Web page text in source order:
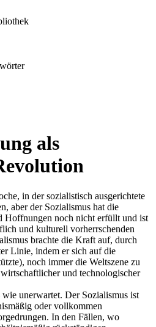
als
in der sozialistisch ausgerichtete
aber der Sozialismus hat die
Hoffnungen noch nicht erfüllt und ist
und kulturell vorherrschenden
brachte die Kraft auf, durch
Linie, indem er sich auf die
noch immer die Weltszene zu
und technologischer
unerwartet. Der Sozialismus ist
oder vollkommen
In den Fällen, wo